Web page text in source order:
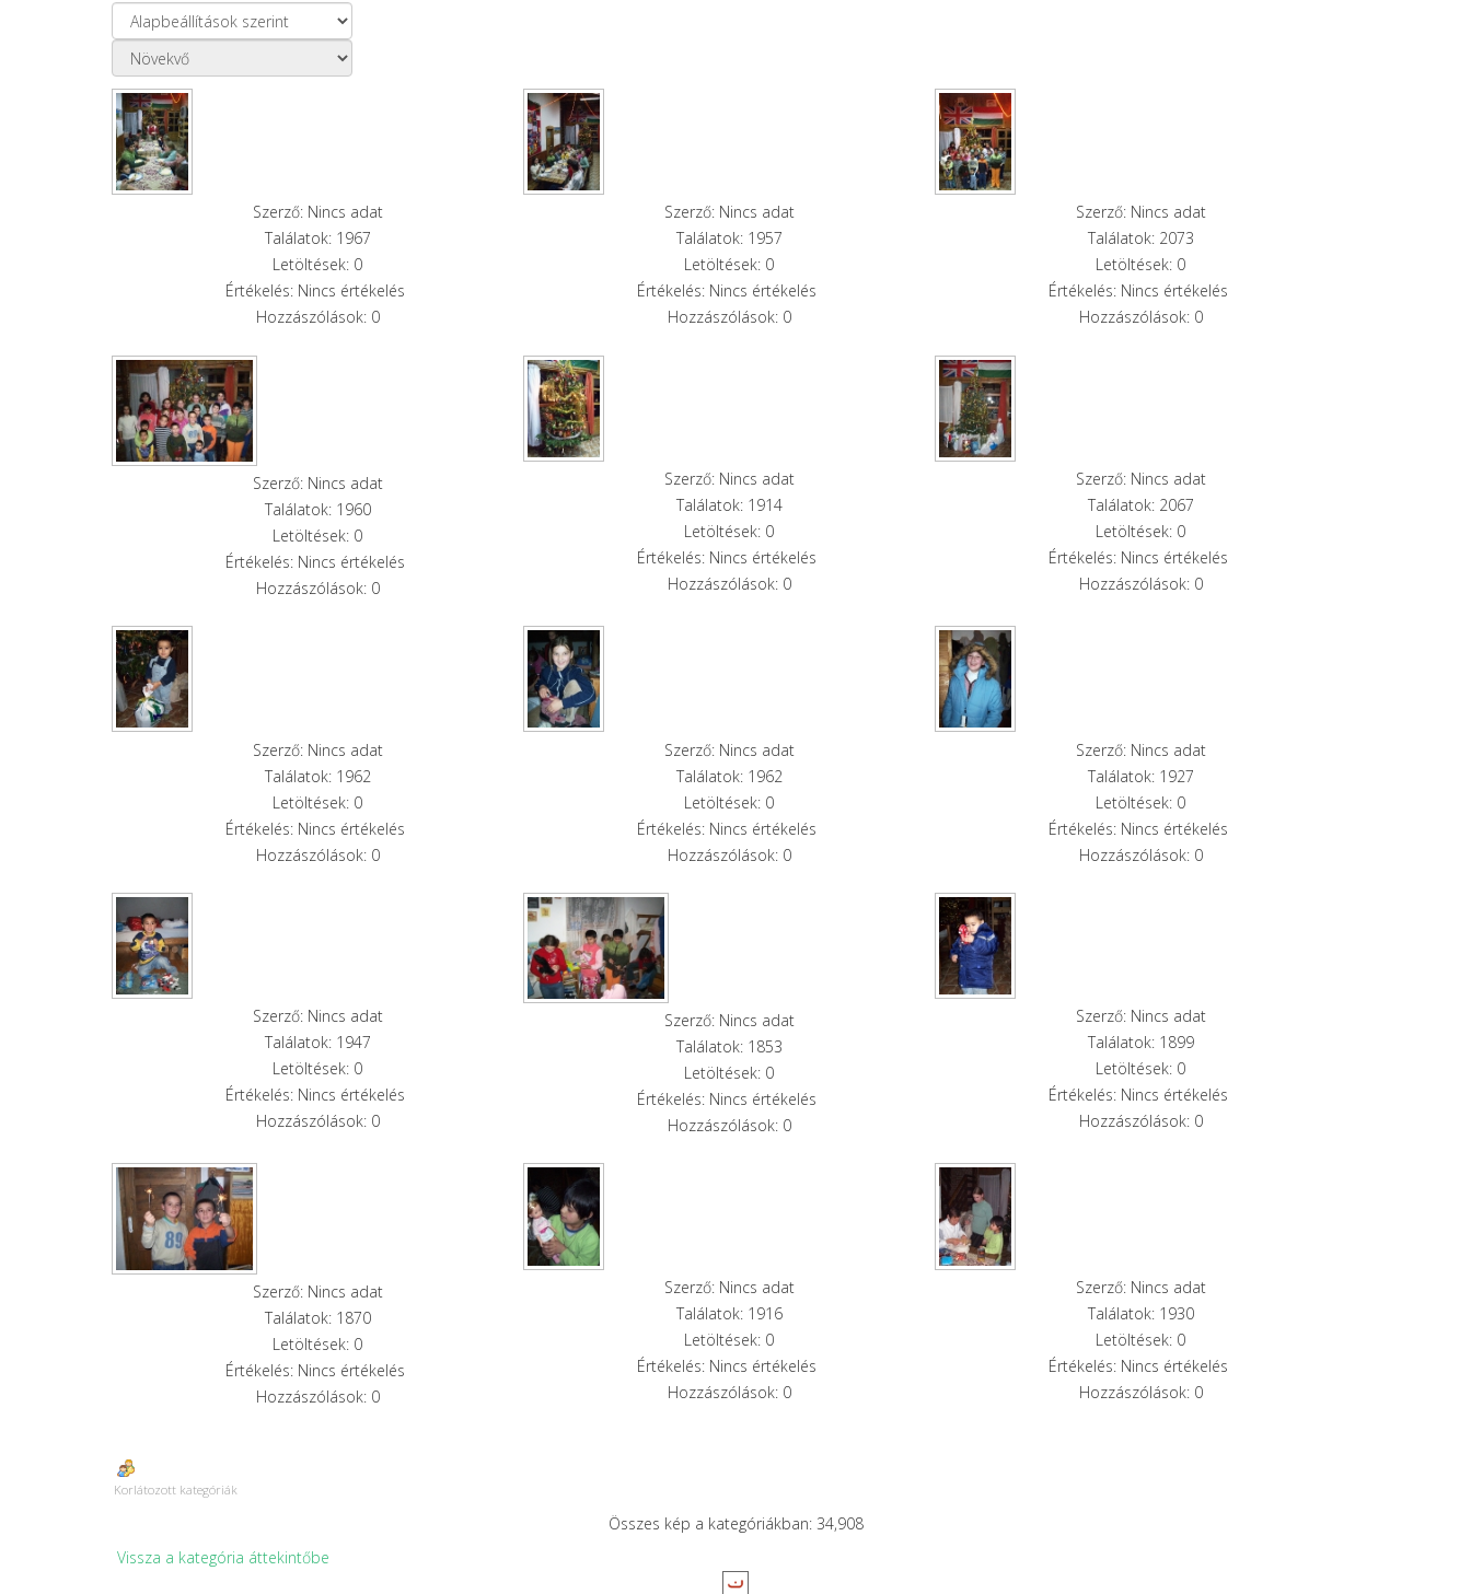
Szerző: Nincs adat
Találatok: 1967
Letöltések: 0
Értékelés: Nincs értékelés
Hozzászólások: 0
Szerző: Nincs adat
Találatok: 1957
Letöltések: 0
Értékelés: Nincs értékelés
Hozzászólások: 0
Szerző: Nincs adat
Találatok: 2073
Letöltések: 0
Értékelés: Nincs értékelés
Hozzászólások: 0
Szerző: Nincs adat
Találatok: 1960
Letöltések: 0
Értékelés: Nincs értékelés
Hozzászólások: 0
Szerző: Nincs adat
Találatok: 1914
Letöltések: 0
Értékelés: Nincs értékelés
Hozzászólások: 0
Szerző: Nincs adat
Találatok: 2067
Letöltések: 0
Értékelés: Nincs értékelés
Hozzászólások: 0
Szerző: Nincs adat
Találatok: 1962
Letöltések: 0
Értékelés: Nincs értékelés
Hozzászólások: 0
Szerző: Nincs adat
Találatok: 1962
Letöltések: 0
Értékelés: Nincs értékelés
Hozzászólások: 0
Szerző: Nincs adat
Találatok: 1927
Letöltések: 0
Értékelés: Nincs értékelés
Hozzászólások: 0
Szerző: Nincs adat
Találatok: 1947
Letöltések: 0
Értékelés: Nincs értékelés
Hozzászólások: 0
Szerző: Nincs adat
Találatok: 1853
Letöltések: 0
Értékelés: Nincs értékelés
Hozzászólások: 0
Szerző: Nincs adat
Találatok: 1899
Letöltések: 0
Értékelés: Nincs értékelés
Hozzászólások: 0
Szerző: Nincs adat
Találatok: 1870
Letöltések: 0
Értékelés: Nincs értékelés
Hozzászólások: 0
Szerző: Nincs adat
Találatok: 1916
Letöltések: 0
Értékelés: Nincs értékelés
Hozzászólások: 0
Szerző: Nincs adat
Találatok: 1930
Letöltések: 0
Értékelés: Nincs értékelés
Hozzászólások: 0
Korlátozott kategóriák
Összes kép a kategóriákban: 34,908
Vissza a kategória áttekintőbe